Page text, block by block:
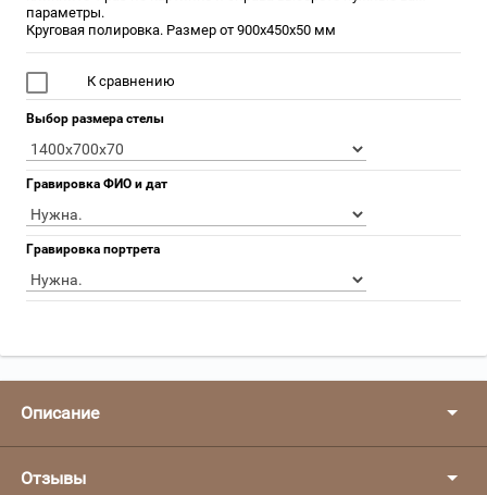
параметры.
Круговая полировка. Размер от 900х450х50 мм
К сравнению
Выбор размера стелы
Гравировка ФИО и дат
Гравировка портрета
Описание
Отзывы